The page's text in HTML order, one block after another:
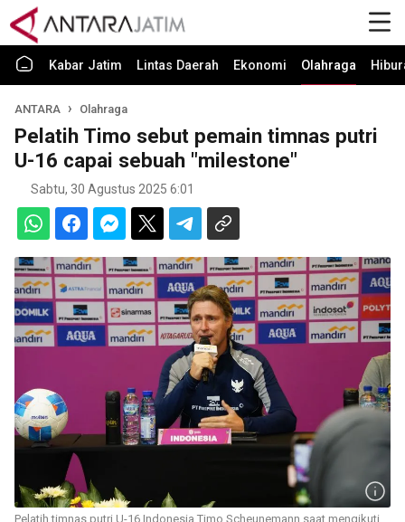
Kabar Jatim Lintas Daerah Ekonomi Olahraga
ANTARA Olahraga
Pelatih Timo sebut pemain timnas putri
U-16 capai sebuah "milestone"
Sabtu, 30 Agustus 2025 6:01
Pelatih timnas putri U-16 Indonesia Timo Scheunemann saat mengikuti